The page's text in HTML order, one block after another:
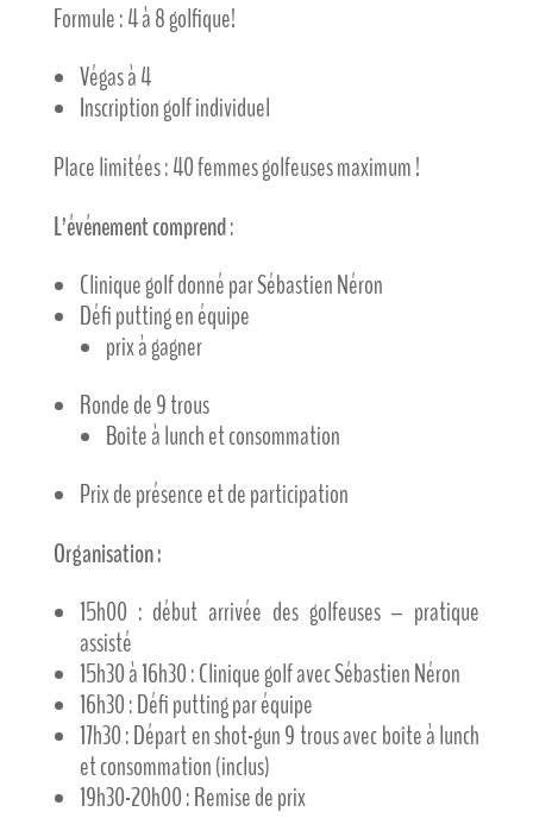
Formule : 4 à 8 golfique!
Végas à 4
Inscription golf individuel
Place limitées : 40 femmes golfeuses maximum !
L’événement comprend:
Clinique golf donné par Sébastien Néron
Défi putting en équipe
prix à gagner
Ronde de 9 trous
Boîte à lunch et consommation
Prix de présence et de participation
Organisation :
15h00 : début arrivée des golfeuses – pratique
assisté
15h30 à 16h30 : Clinique golf avec Sébastien Néron
16h30 : Défi putting par équipe
17h30 : Départ en shot-gun 9 trous avec boîte à lunch
et consommation (inclus)
19h30-20h00 : Remise de prix